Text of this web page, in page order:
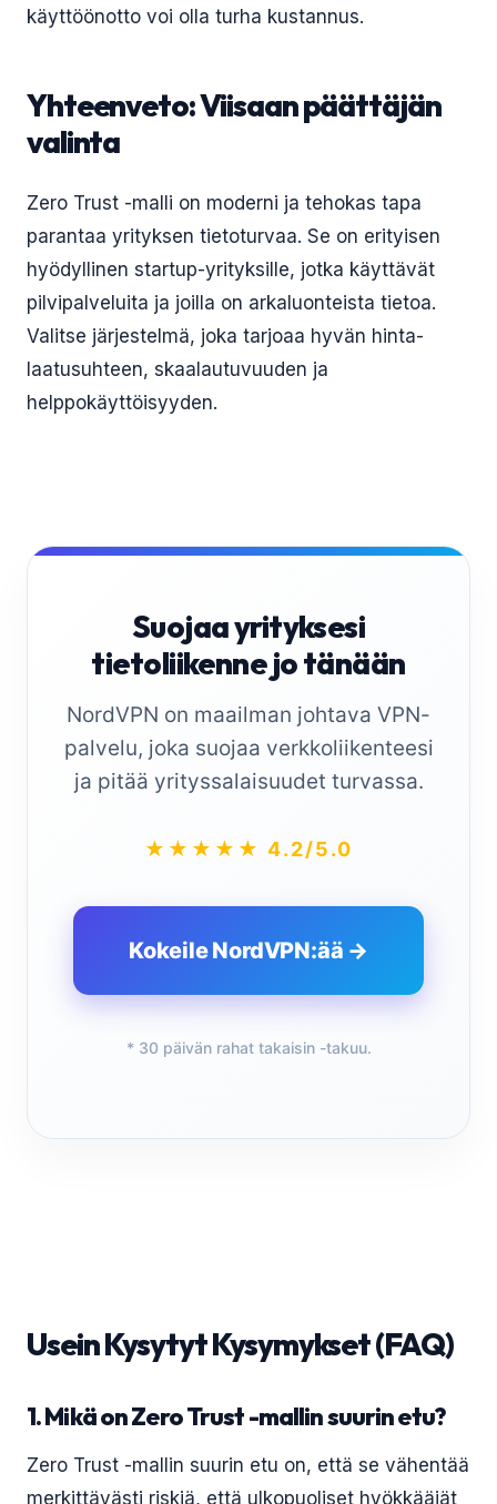
käyttöönotto voi olla turha kustannus.
Yhteenveto: Viisaan päättäjän
valinta
Zero Trust -malli on moderni ja tehokas tapa
parantaa yrityksen tietoturvaa. Se on erityisen
hyödyllinen startup-yrityksille, jotka käyttävät
pilvipalveluita ja joilla on arkaluonteista tietoa.
Valitse järjestelmä, joka tarjoaa hyvän hinta-
laatusuhteen, skaalautuvuuden ja
helppokäyttöisyyden.
Suojaa yrityksesi
tietoliikenne jo tänään
NordVPN on maailman johtava VPN-
palvelu, joka suojaa verkkoliikenteesi
ja pitää yrityssalaisuudet turvassa.
★★★★★ 4.2/5.0
Kokeile NordVPN:ää →
* 30 päivän rahat takaisin -takuu.
Usein Kysytyt Kysymykset (FAQ)
1. Mikä on Zero Trust -mallin suurin etu?
Zero Trust -mallin suurin etu on, että se vähentää
merkittävästi riskiä, että ulkopuoliset hyökkääjät